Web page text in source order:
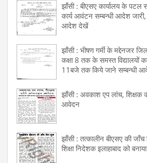
झाँसी : बीएसए कार्यालय के पटल
कार्य आवंटन सम्बन्धी आदेश
आदेश देखें
झाँसी : भीषण गर्मी के मद्देनजर
कक्षा 8 तक के समस्त विद्यालयों
11बजे तक किये जाने सम्बन्धी
झाँसी : अवकाश एप लांच,
आवेदन
झाँसी : तत्कालीन बीएसए की
शिक्षा निदेशक इलाहाबाद को